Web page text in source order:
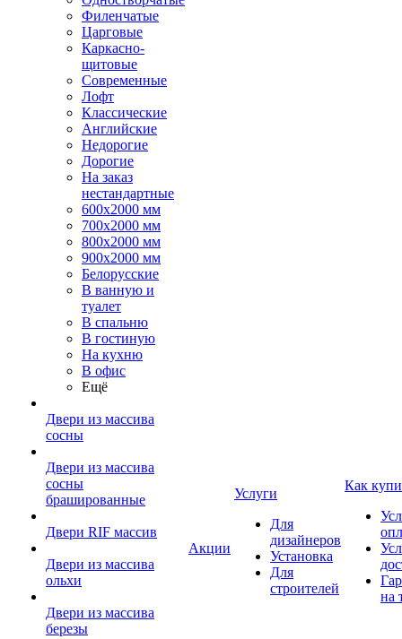
Филенчатые
Царговые
Каркасно-
щитовые
Современные
Лофт
Классические
Английские
Недорогие
Дорогие
На заказ
нестандартные
600х2000 мм
700х2000 мм
800х2000 мм
900х2000 мм
Белорусские
В ванную и
туалет
В спальню
В гостиную
На кухню
В офис
Ещё
Двери из массива
сосны
Двери из массива
сосны
брашированные
Двери RIF массив
Двери из массива
ольхи
Двери из массива
березы
Акции
Услуги
Для
дизайнеров
Установка
Для
строителей
Как
на